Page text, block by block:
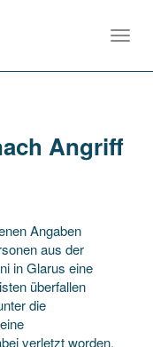
Angriff
Angaben
aus der
in Glarus eine
überfallen
die
verletzt worden.